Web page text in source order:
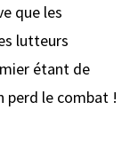
que les
lutteurs
étant de
perd le combat !